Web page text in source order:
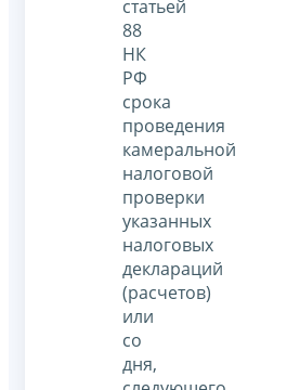
статьей
88
НК
РФ
срока
проведения
камеральной
налоговой
проверки
указанных
налоговых
деклараций
(расчетов)
или
со
дня,